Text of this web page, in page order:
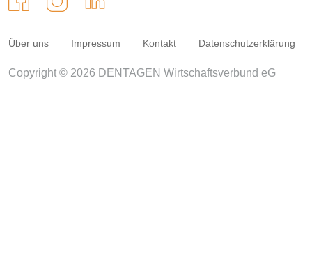
Über uns Impressum Kontakt Datenschutzerklärung
Copyright © 2026 DENTAGEN Wirtschaftsverbund eG